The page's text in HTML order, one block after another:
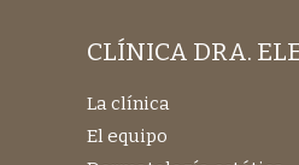
CLÍNICA DRA.
La clínica
El equipo